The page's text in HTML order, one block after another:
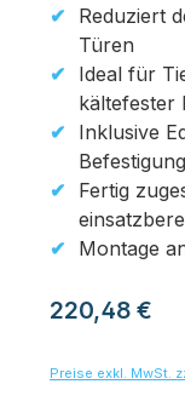
Reduziert
Türen
Ideal für
kältefester
Inklusive
Fertig
Montage
Regulärer Preis:
220,48 €
Preise exkl. MwSt.